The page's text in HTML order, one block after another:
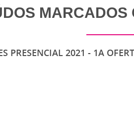
MARCADOS
PRESENCIAL 2021 - 1A